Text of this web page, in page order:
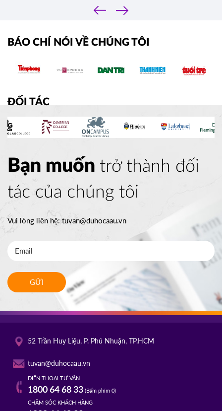
‹
›
BÁO CHÍ NÓI VỀ CHÚNG TÔI
ĐỐI TÁC
Bạn muốn trở thành đối
tác của chúng tôi
Vui lòng liên hệ:tuvan@duhocaau.vn
GỬI
52 Trần Huy Liệu, P. Phú Nhuận, TP.HCM
tuvan@duhocaau.vn
ĐIỆN THOẠI TƯ VẤN
1800 64 68 33(Bấm phím 0)
CHĂM SÓC KHÁCH HÀNG